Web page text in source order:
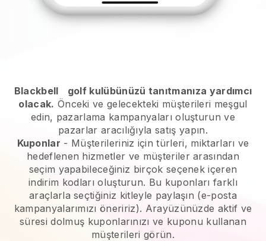
Blackbell
golf kulübünüzü tanıtmanıza yardımcı
olacak. Önceki ve gelecekteki müşterileri meşgul
edin, pazarlama kampanyaları oluşturun ve
pazarlar aracılığıyla satış yapın.
Kuponlar - Müşterileriniz için türleri, miktarları ve
hedeflenen hizmetler ve müşteriler arasından
seçim yapabileceğiniz birçok seçenek içeren
indirim kodları oluşturun. Bu kuponları farklı
araçlarla seçtiğiniz kitleyle paylaşın (e-posta
kampanyalarımızı öneririz). Arayüzünüzde aktif ve
süresi dolmuş kuponlarınızı ve kuponu kullanan
müşterileri görün.